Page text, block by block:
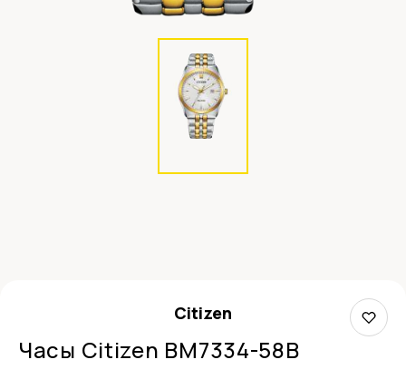
Citizen
Часы Citizen BM7334-58B